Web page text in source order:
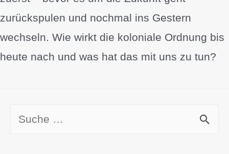
zurückspulen und nochmal ins Gestern
wechseln. Wie wirkt die koloniale Ordnung bis
heute nach und was hat das mit uns zu tun?